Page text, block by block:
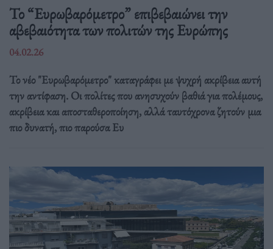
Το “Ευρωβαρόμετρο” επιβεβαιώνει την
αβεβαιότητα των πολιτών της Ευρώπης
04.02.26
Το νέο "Ευρωβαρόμετρο" καταγράφει με ψυχρή ακρίβεια αυτή
την αντίφαση. Oι πολίτες που ανησυχούν βαθιά για πολέμους,
ακρίβεια και αποσταθεροποίηση, αλλά ταυτόχρονα ζητούν μια
πιο δυνατή, πιο παρούσα Ευ